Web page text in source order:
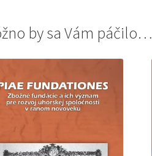
by sa Vám páčilo…